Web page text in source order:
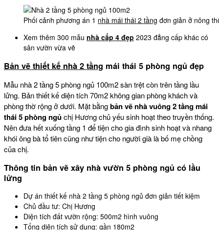
Phối cảnh phương án 1 nhà mái thái 2 tầng đơn giản ở nông
Xem thêm 300 mẫu nhà cấp 4 đẹp 2023 đẳng cấp khác có
sân vườn vừa vẽ
Bản vẽ thiết kế nhà 2 tầng mái thái 5 phòng ngủ đẹp
Mẫu nhà 2 tầng 5 phòng ngủ 100m2 sàn trệt còn trên tầng lầu
lửng. Bản thiết kế diện tích 70m2 không gian phòng khách và
phòng thờ rộng ở dưới. Mặt bằngbản vẽ nhà vuông 2 tầng mái
thái 5 phòng ngủchị Hương chủ yếu sinh hoạt theo truyền thống.
Nên đưa hết xuống tầng 1 để tiện cho gia đình sinh hoạt và nhang
khói ông bà tổ tiên cũng như tiện cho người già là bố mẹ chồng
của chị.
Thông tin bản vẽ xây nhà vườn 5 phòng ngủ có lầu
lửng
Dự án thiết kế nhà 2 tầng 5 phòng ngủ đơn giản tiết kiệm
Chủ đầu tư: Chị Hương
Diện tích đất vườn rộng: 500m2 hình vuông
Tổng diện tích sử dụng: gần 180m2